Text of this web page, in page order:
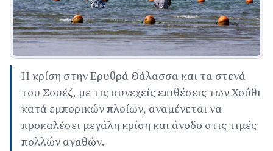
Η κρίση στην Ερυθρά Θάλασσα και τα στενά
του Σουέζ, με τις συνεχείς επιθέσεις των Χούθι
κατά εμπορικών πλοίων, αναμένεται να
προκαλέσει μεγάλη κρίση και άνοδο στις τιμές
πολλών αγαθών.